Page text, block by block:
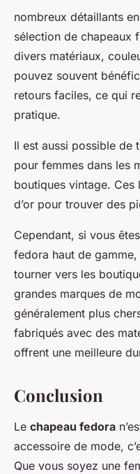
nombreux détaillants
sélection de chapeaux
divers matériaux,
pouvez souvent
retours faciles, ce qui
pratique.
Il est aussi possible de
pour femmes dans les
boutiques vintage. Ces
d’or pour trouver des
Cependant, si vous
fedora haut de
tourner vers les
grandes marques de
généralement plus
fabriqués avec des
offrent une meilleure
Conclusion
Le chapeau fedora
accessoire de mode,
Que vous soyez une